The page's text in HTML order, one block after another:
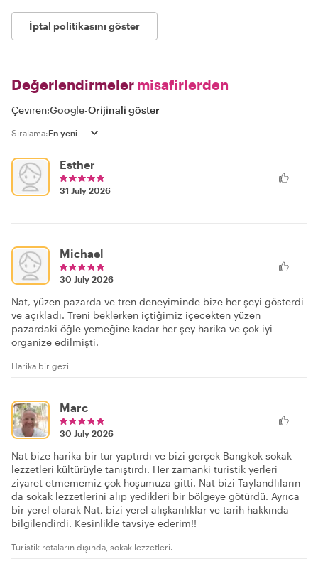
İptal politikasını göster
Değerlendirmeler misafirlerden
Çeviren:Google-Orijinali göster
Sıralama:
Esther
31 July 2026
Michael
30 July 2026
Nat, yüzen pazarda ve tren deneyiminde bize her şeyi gösterdi
ve açıkladı. Treni beklerken içtiğimiz içecekten yüzen
pazardaki öğle yemeğine kadar her şey harika ve çok iyi
organize edilmişti.
Harika bir gezi
Marc
30 July 2026
Nat bize harika bir tur yaptırdı ve bizi gerçek Bangkok sokak
lezzetleri kültürüyle tanıştırdı. Her zamanki turistik yerleri
ziyaret etmememiz çok hoşumuza gitti. Nat bizi Taylandlıların
da sokak lezzetlerini alıp yedikleri bir bölgeye götürdü. Ayrıca
bir yerel olarak Nat, bizi yerel alışkanlıklar ve tarih hakkında
bilgilendirdi. Kesinlikle tavsiye ederim!!
Turistik rotaların dışında, sokak lezzetleri.